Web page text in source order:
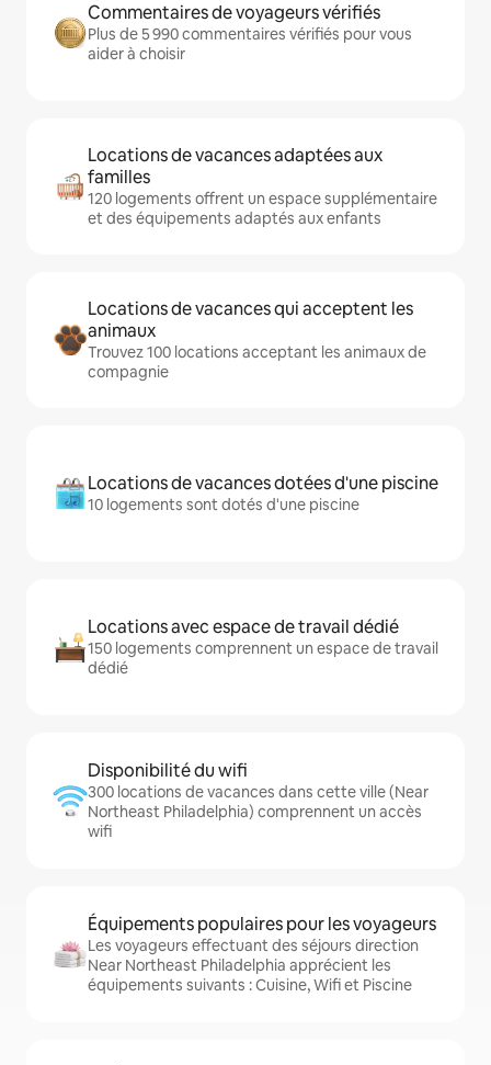
Commentaires de voyageurs vérifiés
Plus de 5 990 commentaires vérifiés pour vous
aider à choisir
Locations de vacances adaptées aux
familles
120 logements offrent un espace supplémentaire
et des équipements adaptés aux enfants
Locations de vacances qui acceptent les
animaux
Trouvez 100 locations acceptant les animaux de
compagnie
Locations de vacances dotées d'une piscine
10 logements sont dotés d'une piscine
Locations avec espace de travail dédié
150 logements comprennent un espace de travail
dédié
Disponibilité du wifi
300 locations de vacances dans cette ville (Near
Northeast Philadelphia) comprennent un accès
wifi
Équipements populaires pour les voyageurs
Les voyageurs effectuant des séjours direction
Near Northeast Philadelphia apprécient les
équipements suivants : Cuisine, Wifi et Piscine